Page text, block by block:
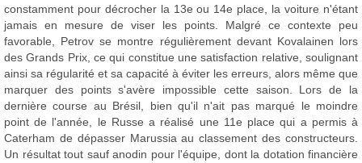
constamment pour décrocher la 13e ou 14e place, la voiture n'étant
jamais en mesure de viser les points. Malgré ce contexte peu
favorable, Petrov se montre régulièrement devant Kovalainen lors
des Grands Prix, ce qui constitue une satisfaction relative, soulignant
ainsi sa régularité et sa capacité à éviter les erreurs, alors même que
marquer des points s'avère impossible cette saison. Lors de la
dernière course au Brésil, bien qu'il n'ait pas marqué le moindre
point de l'année, le Russe a réalisé une 11e place qui a permis à
Caterham de dépasser Marussia au classement des constructeurs.
Un résultat tout sauf anodin pour l'équipe, dont la dotation financière